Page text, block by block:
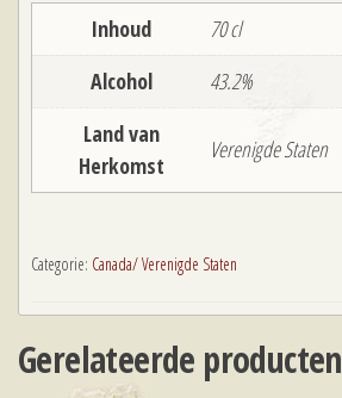
Inhoud
70 cl
Alcohol
43.2%
Land van
Herkomst
Verenigde Staten
Categorie: Canada/ Verenigde Staten
Gerelateerde producten